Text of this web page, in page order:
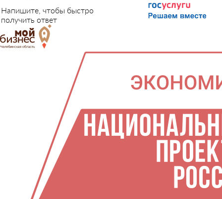
Напишите, чтобы быстро
получить ответ